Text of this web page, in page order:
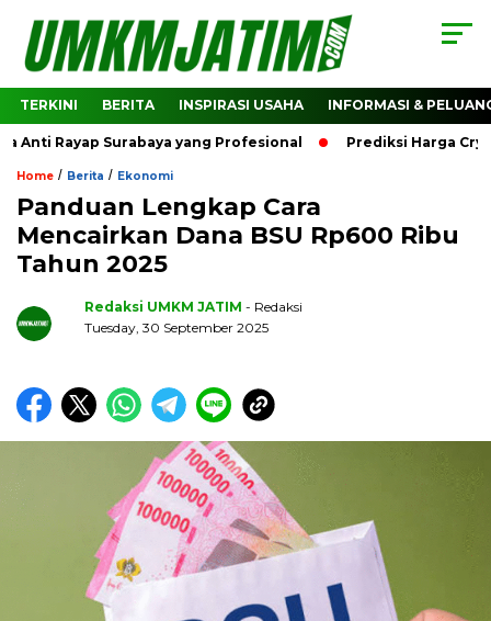
TERKINI BERITA INSPIRASI USAHA INFORMASI &
Rayap Surabaya yang Profesional Prediksi Harga Crypto
Home / Berita / Ekonomi
Panduan Lengkap Cara
Mencairkan Dana BSU Rp600 Ribu
Tahun 2025
Redaksi UMKM JATIM - Redaksi
Tuesday, 30 September 2025